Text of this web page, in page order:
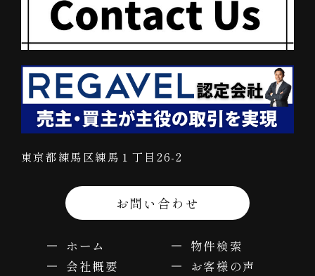
東京都練馬区練馬１丁目26-2
お問い合わせ
ホーム
物件検索
会社概要
お客様の声